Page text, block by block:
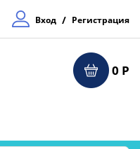
Вход / Регистрация
0 Р